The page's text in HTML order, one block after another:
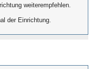
weiterempfehlen.
der Einrichtung.